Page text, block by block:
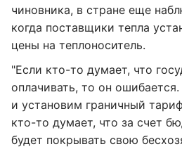
чиновника, в стране еще
когда поставщики тепла
цены на теплоноситель.
"Если кто-то думает, что
оплачивать, то он
и установим граничный
кто-то думает, что за счет
будет покрывать свою